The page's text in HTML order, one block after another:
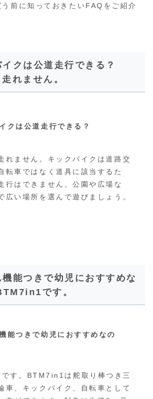
前に知っておきたいFAQをご紹介
クは公道走行できる？
れません。
クは公道走行できる？
れません。キックバイクは道路交
転車ではなく道具に該当するた
行はできません。公園や広場な
広い場所を選んで遊びましょう。
能つきで幼児におすすめな
です。
能つきで幼児におすすめなの
す。BTM7in1は舵取り棒つき三
車、キックバイク、自転車として